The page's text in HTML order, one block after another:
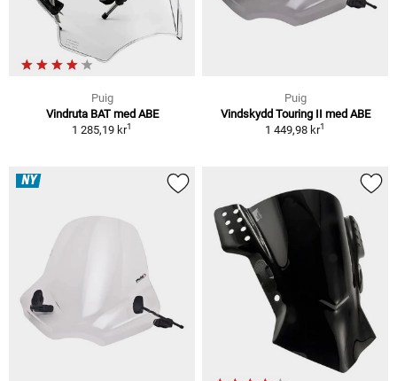
Puig
Vindruta BAT med ABE
1 285,19 kr1
Puig
Vindskydd Touring II med ABE
1 449,98 kr1
NY